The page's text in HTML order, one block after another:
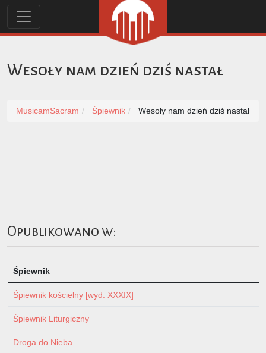
Wesoły nam dzień dziś nastał
MusicamSacram Śpiewnik Wesoły nam dzień dziś nastał
Opublikowano w:
Śpiewnik
Śpiewnik kościelny [wyd. XXXIX]
Śpiewnik Liturgiczny
Droga do Nieba